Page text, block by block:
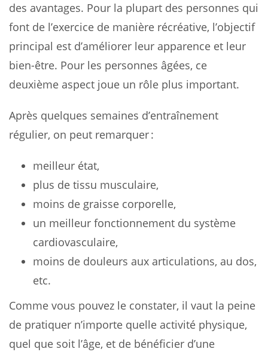
des avantages. Pour la plupart des personnes qui
font de l’exercice de manière récréative, l’objectif
principal est d’améliorer leur apparence et leur
bien-être. Pour les personnes âgées, ce
deuxième aspect joue un rôle plus important.
Après quelques semaines d’entraînement
régulier, on peut remarquer :
meilleur état,
plus de tissu musculaire,
moins de graisse corporelle,
un meilleur fonctionnement du système
cardiovasculaire,
moins de douleurs aux articulations, au dos,
etc.
Comme vous pouvez le constater, il vaut la peine
de pratiquer n’importe quelle activité physique,
quel que soit l’âge, et de bénéficier d’une